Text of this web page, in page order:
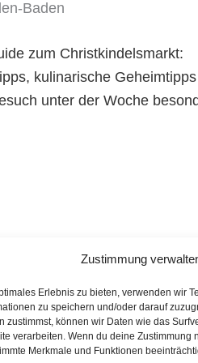
Zustimmung
Erlebnis zu bieten, verwenden wir
zu speichern und/oder darauf
zustimmst, können wir Daten wie das
verarbeiten. Wenn du deine Zustimmung
Merkmale und Funktionen
Baden
zum Christkindelsmarkt:
kulinarische
unter der Woche